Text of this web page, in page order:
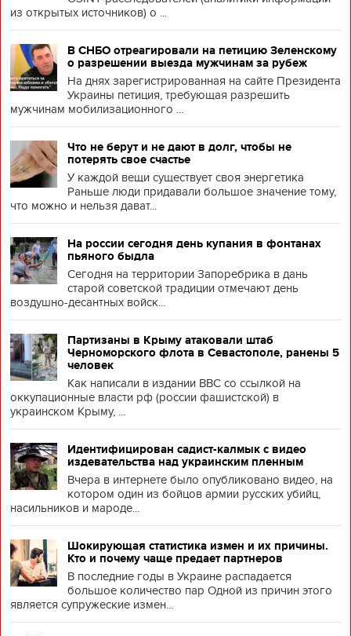
из открытых источников) о ...
В СНБО отреагировали на петицию Зеленскому
о разрешении выезда мужчинам за рубеж
На днях зарегистрированная на сайте Президента
Украины петиция, требующая разрешить
мужчинам мобилизационного ...
Что не берут и не дают в долг, чтобы не
потерять свое счастье
У каждой вещи существует своя энергетика
Раньше люди придавали большое значение тому,
что можно и нельзя дават...
На россии сегодня день купания в фонтанах
пьяного быдла
Сегодня на территории Запоребрика в дань
старой советской традиции отмечают день
воздушно-десантных войск...
Партизаны в Крыму атаковали штаб
Черноморского флота в Севастополе, ранены 5
человек
Как написали в издании BBC со ссылкой на
оккупационные власти рф (россии фашистской) в
украинском Крыму, ...
Идентифицирован садист-калмык с видео
издевательства над украинским пленным
Вчера в интернете было опубликовано видео, на
котором один из бойцов армии русских убийц,
насильников и мароде...
Шокирующая статистика измен и их причины.
Кто и почему чаще предает партнеров
В последние годы в Украине распадается
большое количество пар Одной из причин этого
является супружеские измен...